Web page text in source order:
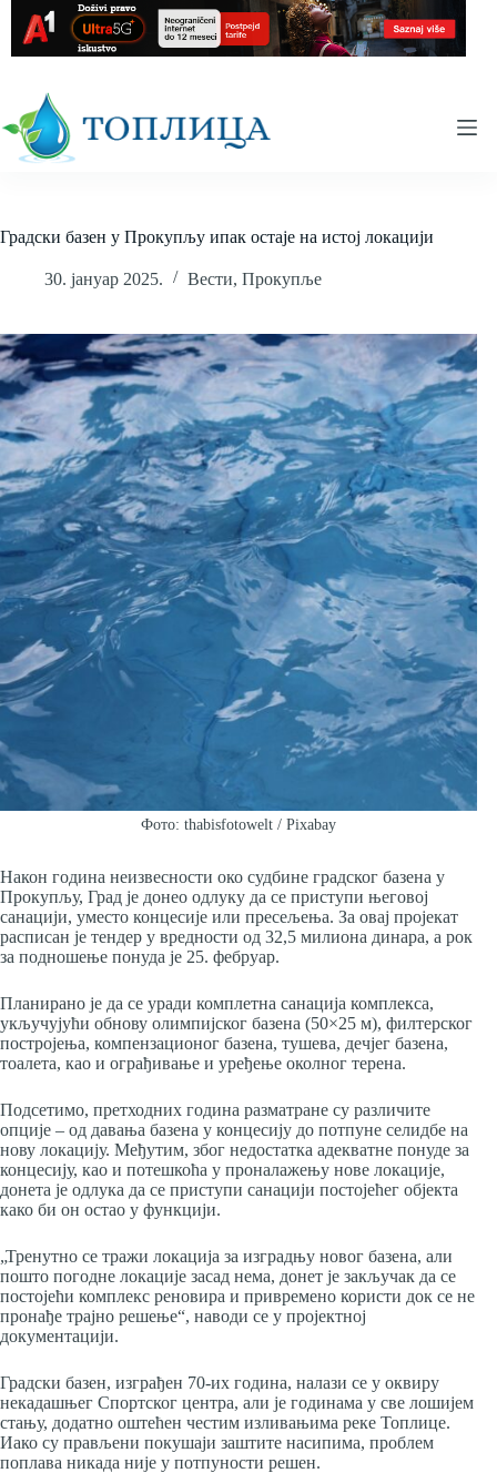
content
Градски базен у Прокупљу ипак остаје на истој локацији
30. јануар 2025. Вести, Прокупље
Фото: thabisfotowelt / Pixabay
Након година неизвесности око судбине градског базена у
Прокупљу, Град је донео одлуку да се приступи његовој
санацији, уместо концесије или пресељења. За овај пројекат
расписан је тендер у вредности од 32,5 милиона динара, а рок
за подношење понуда је 25. фебруар.
Планирано је да се уради комплетна санација комплекса,
укључујући обнову олимпијског базена (50×25 м), филтерског
постројења, компензационог базена, тушева, дечјег базена,
тоалета, као и ограђивање и уређење околног терена.
Подсетимо, претходних година разматране су различите
опције – од давања базена у концесију до потпуне селидбе на
нову локацију. Међутим, због недостатка адекватне понуде за
концесију, као и потешкоћа у проналажењу нове локације,
донета је одлука да се приступи санацији постојећег објекта
како би он остао у функцији.
„Тренутно се тражи локација за изградњу новог базена, али
пошто погодне локације засад нема, донет је закључак да се
постојећи комплекс реновира и привремено користи док се не
пронађе трајно решење“, наводи се у пројектној
документацији.
Градски базен, изграђен 70-их година, налази се у оквиру
некадашњег Спортског центра, али је годинама у све лошијем
стању, додатно оштећен честим изливањима реке Топлице.
Иако су прављени покушаји заштите насипима, проблем
поплава никада није у потпуности решен.